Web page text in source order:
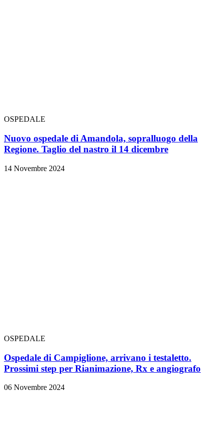
OSPEDALE
Nuovo ospedale di Amandola, sopralluogo della
Regione. Taglio del nastro il 14 dicembre
14 Novembre 2024
OSPEDALE
Ospedale di Campiglione, arrivano i testaletto.
Prossimi step per Rianimazione, Rx e angiografo
06 Novembre 2024